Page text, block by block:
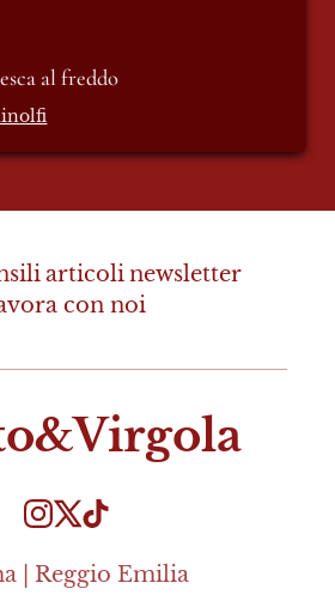
al freddo
articolinewsletter
con noi
| Reggio Emilia